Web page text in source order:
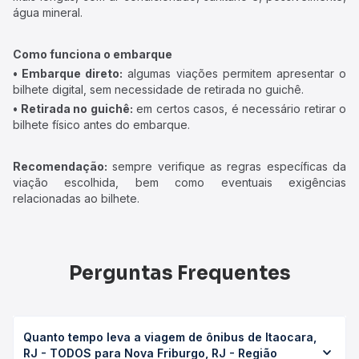
água mineral.
Como funciona o embarque
• Embarque direto: algumas viações permitem apresentar o
bilhete digital, sem necessidade de retirada no guichê.
• Retirada no guichê: em certos casos, é necessário retirar o
bilhete físico antes do embarque.
Recomendação: sempre verifique as regras específicas da
viação escolhida, bem como eventuais exigências
relacionadas ao bilhete.
Perguntas Frequentes
Quanto tempo leva a viagem de ônibus de Itaocara,
RJ - TODOS para Nova Friburgo, RJ - Região